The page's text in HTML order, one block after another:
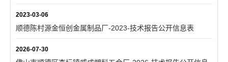
2023-03-06
顺德陈村源金恒创金属制品厂-2023-技术报告公开信息表
2026-07-30